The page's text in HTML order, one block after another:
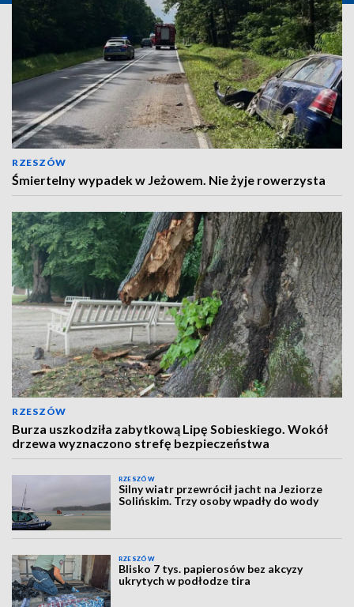
RZESZÓW
Śmiertelny wypadek w Jeżowem. Nie żyje rowerzysta
RZESZÓW
Burza uszkodziła zabytkową Lipę Sobieskiego. Wokół
drzewa wyznaczono strefę bezpieczeństwa
RZESZÓW
Silny wiatr przewrócił jacht na Jeziorze
Solińskim. Trzy osoby wpadły do wody
RZESZÓW
Blisko 7 tys. papierosów bez akcyzy
ukrytych w podłodze tira